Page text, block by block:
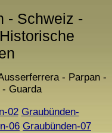
- Schweiz -
- Parpan -
Guarda
02 Graubünden-
06 Graubünden-07